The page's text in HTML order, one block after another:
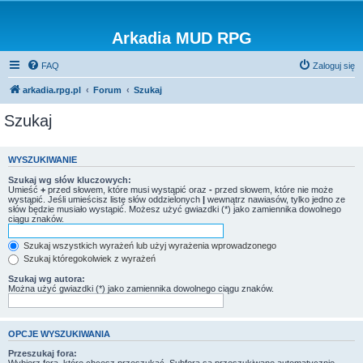
Arkadia MUD RPG
FAQ Zaloguj się
arkadia.rpg.pl Forum Szukaj
Szukaj
WYSZUKIWANIE
Szukaj wg słów kluczowych:
Umieść + przed słowem, które musi wystąpić oraz - przed słowem, które nie może
wystąpić. Jeśli umieścisz listę słów oddzielonych | wewnątrz nawiasów, tylko jedno ze
słów będzie musiało wystąpić. Możesz użyć gwiazdki (*) jako zamiennika dowolnego
ciągu znaków.
Szukaj wszystkich wyrażeń lub użyj wyrażenia wprowadzonego
Szukaj któregokolwiek z wyrażeń
Szukaj wg autora:
Można użyć gwiazdki (*) jako zamiennika dowolnego ciągu znaków.
OPCJE WYSZUKIWANIA
Przeszukaj fora: